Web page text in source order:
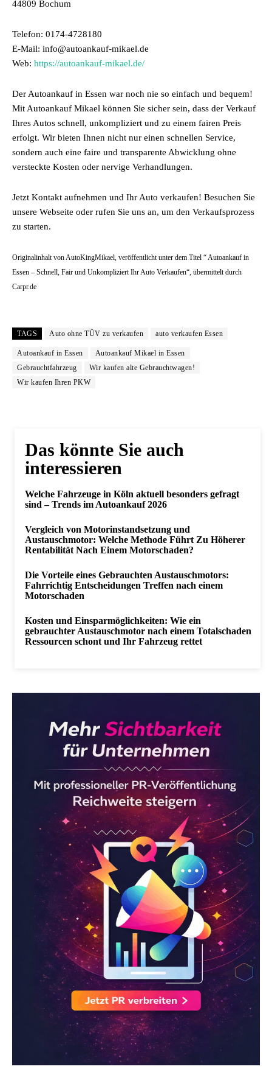
44809 Bochum
Telefon: 0174-4728180
E-Mail: info@autoankauf-mikael.de
Web: https://autoankauf-mikael.de/
Der Autoankauf in Essen war noch nie so einfach und bequem!
Mit Autoankauf Mikael können Sie sicher sein, dass der Verkauf
Ihres Autos schnell, unkompliziert und zu einem fairen Preis
erfolgt. Wir bieten Ihnen nicht nur einen schnellen Service,
sondern auch eine faire und transparente Abwicklung ohne
versteckte Kosten oder nervige Verhandlungen.
Jetzt Kontakt aufnehmen und Ihr Auto verkaufen! Besuchen Sie
unsere Webseite oder rufen Sie uns an, um den Verkaufsprozess
zu starten.
Originalinhalt von AutoKingMikael, veröffentlicht unter dem Titel “ Autoankauf in
Essen – Schnell, Fair und Unkompliziert Ihr Auto Verkaufen“, übermittelt durch
Carpr.de
TAGS Auto ohne TÜV zu verkaufen auto verkaufen Essen
Autoankauf in Essen
Autoankauf Mikael in Essen
Gebrauchtfahrzeug
Wir kaufen alte Gebrauchtwagen!
Wir kaufen Ihren PKW
Das könnte Sie auch
interessieren
Welche Fahrzeuge in Köln aktuell besonders gefragt
sind – Trends im Autoankauf 2026
Vergleich von Motorinstandsetzung und
Austauschmotor: Welche Methode Führt Zu Höherer
Rentabilität Nach Einem Motorschaden?
Die Vorteile eines Gebrauchten Austauschmotors:
Fahrrichtig Entscheidungen Treffen nach einem
Motorschaden
Kosten und Einsparmöglichkeiten: Wie ein
gebrauchter Austauschmotor nach einem Totalschaden
Ressourcen schont und Ihr Fahrzeug rettet